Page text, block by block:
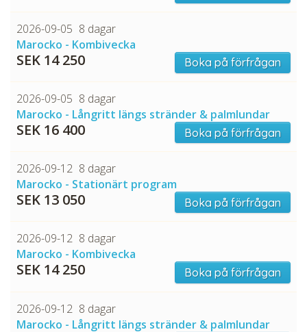
2026-09-05 8 dagar
Marocko - Kombivecka
SEK 14 250 Boka på förfrågan
2026-09-05 8 dagar
Marocko - Långritt längs stränder & palmlundar
SEK 16 400 Boka på förfrågan
2026-09-12 8 dagar
Marocko - Stationärt program
SEK 13 050 Boka på förfrågan
2026-09-12 8 dagar
Marocko - Kombivecka
SEK 14 250 Boka på förfrågan
2026-09-12 8 dagar
Marocko - Långritt längs stränder & palmlundar